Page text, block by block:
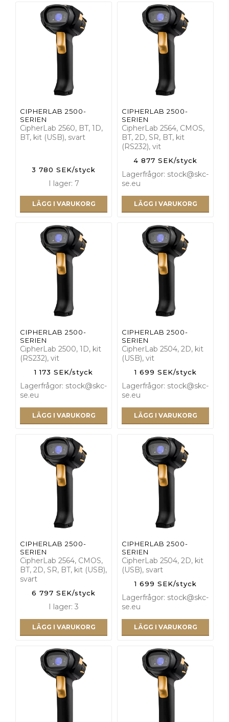
CIPHERLAB 2500-
SERIEN
CipherLab 2560, BT, 1D,
BT, kit (USB), svart
3 780 SEK/styck
I lager: 7
LÄGG I VARUKORG
CIPHERLAB 2500-
SERIEN
CipherLab 2564, CMOS,
BT, 2D, SR, BT, kit
(RS232), vit
4 877 SEK/styck
Lagerfrågor: stock@skc-
se.eu
LÄGG I VARUKORG
CIPHERLAB 2500-
SERIEN
CipherLab 2500, 1D, kit
(RS232), vit
1 173 SEK/styck
Lagerfrågor: stock@skc-
se.eu
LÄGG I VARUKORG
CIPHERLAB 2500-
SERIEN
CipherLab 2504, 2D, kit
(USB), vit
1 699 SEK/styck
Lagerfrågor: stock@skc-
se.eu
LÄGG I VARUKORG
CIPHERLAB 2500-
SERIEN
CipherLab 2564, CMOS,
BT, 2D, SR, BT, kit (USB),
svart
6 797 SEK/styck
I lager: 3
LÄGG I VARUKORG
CIPHERLAB 2500-
SERIEN
CipherLab 2504, 2D, kit
(USB), svart
1 699 SEK/styck
Lagerfrågor: stock@skc-
se.eu
LÄGG I VARUKORG